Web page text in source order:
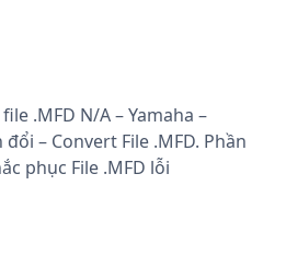
.MFD N/A – Yamaha –
– Convert File .MFD. Phần
phục File .MFD lỗi